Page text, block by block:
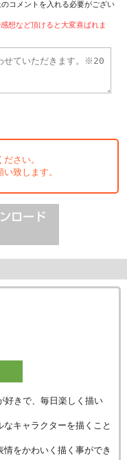
コメントを入れる必要がござい
想など頂けると大変喜ばれま
さい。
い致します。
好きで、毎日楽しく描い
キャラクターを描くこと
をかわいく描く事ができ